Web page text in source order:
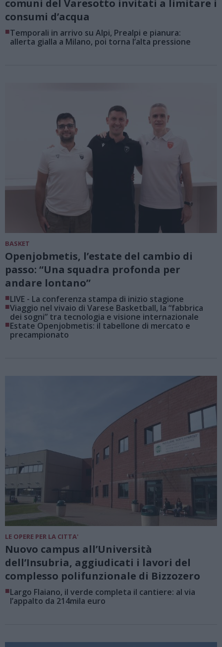
comuni del Varesotto invitati a limitare i
consumi d’acqua
■Temporali in arrivo su Alpi, Prealpi e pianura:
allerta gialla a Milano, poi torna l’alta pressione
BASKET
Openjobmetis, l’estate del cambio di
passo: “Una squadra profonda per
andare lontano”
■LIVE - La conferenza stampa di inizio stagione
■Viaggio nel vivaio di Varese Basketball, la “fabbrica
dei sogni” tra tecnologia e visione internazionale
■Estate Openjobmetis: il tabellone di mercato e
precampionato
LE OPERE PER LA CITTA'
Nuovo campus all’Università
dell’Insubria, aggiudicati i lavori del
complesso polifunzionale di Bizzozero
■Largo Flaiano, il verde completa il cantiere: al via
l’appalto da 214mila euro